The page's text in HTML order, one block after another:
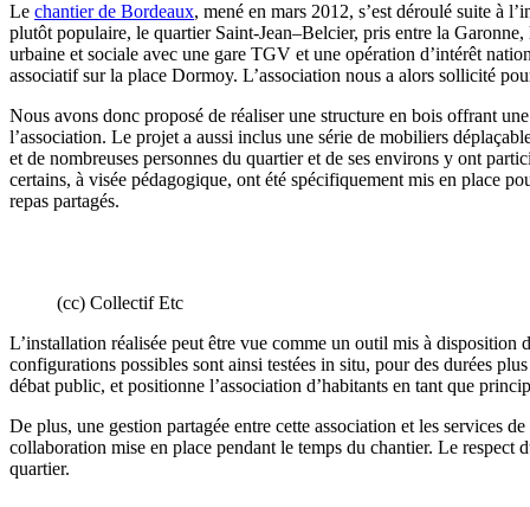
Le chantier de Bordeaux, mené en mars 2012, s’est déroulé suite à
plutôt populaire, le quartier Saint-Jean–Belcier, pris entre la
urbaine et sociale avec une gare TGV et une opération d’intérêt
associatif sur la place Dormoy. L’association nous a alors sollicité
Nous avons donc proposé de réaliser une structure en bois offrant
l’association. Le projet a aussi inclus une série de mobiliers
et de nombreuses personnes du quartier et de ses environs y ont
certains, à visée pédagogique, ont été spécifiquement mis en place
repas partagés.
(cc) Collectif Etc
L’installation réalisée peut être vue comme un outil mis à disposition
configurations possibles sont ainsi testées in situ, pour des durées
débat public, et positionne l’association d’habitants en tant que
De plus, une gestion partagée entre cette association et les services
collaboration mise en place pendant le temps du chantier. Le
quartier.